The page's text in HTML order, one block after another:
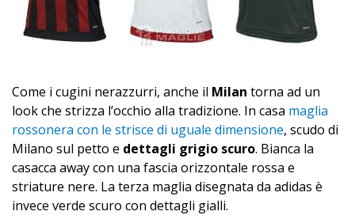
Come i cugini nerazzurri, anche il Milan torna ad un
look che strizza l’occhio alla tradizione. In casa maglia
rossonera con le strisce di uguale dimensione, scudo di
Milano sul petto e dettagli grigio scuro. Bianca la
casacca away con una fascia orizzontale rossa e
striature nere. La terza maglia disegnata da adidas è
invece verde scuro con dettagli gialli.